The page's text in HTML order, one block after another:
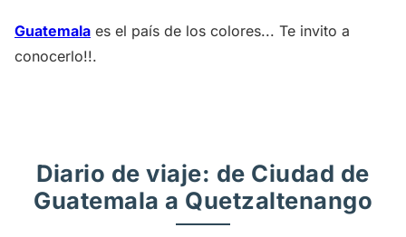
Guatemala es el país de los colores... Te invito a
conocerlo!!.
Diario de viaje: de Ciudad de
Guatemala a Quetzaltenango